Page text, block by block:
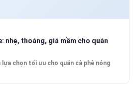
nhẹ, thoáng, giá mềm cho quán
chọn tối ưu cho quán cà phê nóng